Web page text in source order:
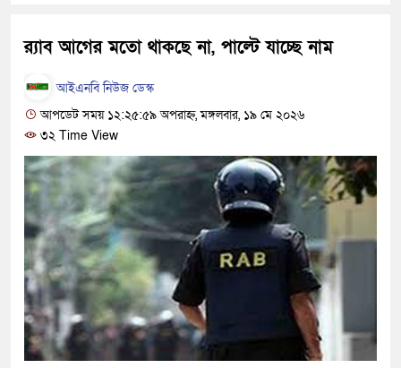
খালেদা জিয়ার বিরুদ্ধে মিথ্যা
জুলাই স্মৃতি জাদুঘর উদ্বোধন করবেন
দেশটা আমাদের সবার, পরিবেশও
হবে: প্রধানমন্ত্রী
১৫ মাস পর দেশে ফিরছেন ইলিয়াস
পুলিশ কোনো দলের বা গোষ্ঠীর
স্বরাষ্ট্রমন্ত্রী
গাজীপুরে সাতজনকে হত্যার ঘটনায়
র‌্যাব আগের মতো থাকছে না, পাল্টে যাচ্ছে নাম
আইএনবি নিউজ ডেস্ক
আপডেট সময় ১২:২৫:৫৯ অপরাহ্ন, মঙ্গলবার, ১৯ মে ২০২৬
৩২ Time View